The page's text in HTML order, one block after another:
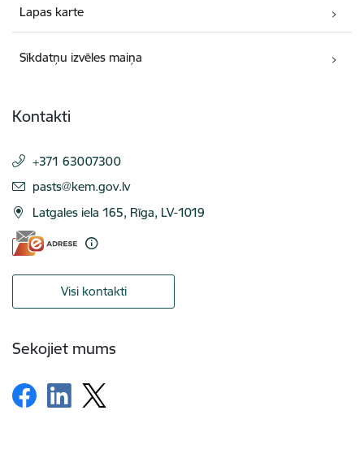
Lapas karte
Sīkdatņu izvēles maiņa
Kontakti
+371 63007300
E-pasts:
pasts@kem.gov.lv
Latgales iela 165, Rīga, LV-1019
Visi kontakti
Sekojiet mums